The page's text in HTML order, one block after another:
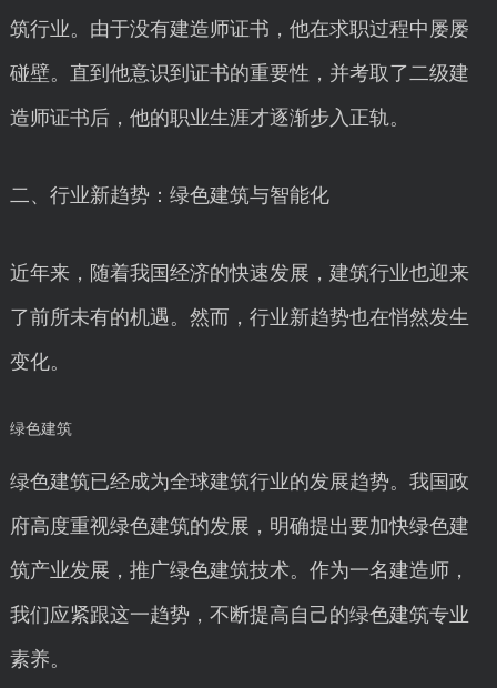
筑行业。由于没有建造师证书，他在求职过程中屡屡
碰壁。直到他意识到证书的重要性，并考取了二级建
造师证书后，他的职业生涯才逐渐步入正轨。
二、行业新趋势：绿色建筑与智能化
近年来，随着我国经济的快速发展，建筑行业也迎来
了前所未有的机遇。然而，行业新趋势也在悄然发生
变化。
绿色建筑
绿色建筑已经成为全球建筑行业的发展趋势。我国政
府高度重视绿色建筑的发展，明确提出要加快绿色建
筑产业发展，推广绿色建筑技术。作为一名建造师，
我们应紧跟这一趋势，不断提高自己的绿色建筑专业
素养。